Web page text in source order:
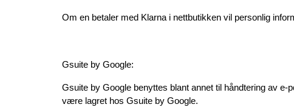
Om en betaler med Klarna i nettbutikken vil personlig
Gsuite by Google:
Gsuite by Google benyttes blant annet til håndtering av
være lagret hos Gsuite by Google.